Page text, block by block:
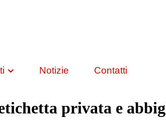
Notizie Contatti
privata e